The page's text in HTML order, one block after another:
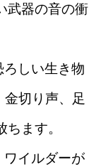
武器の音の衝
ろしい生き物
切り声、足
ます。
ワイルダーが